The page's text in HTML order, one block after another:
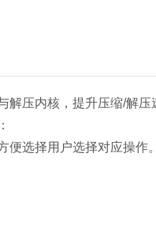
解压内核，提升压缩/解压
便选择用户选择对应操作。